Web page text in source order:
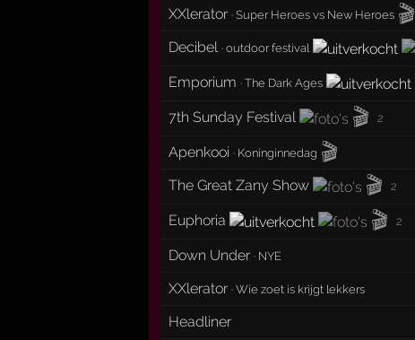
XXlerator ·Super Heroes vs New Heroes 🎬
Decibel ·outdoor festival
Emporium ·The Dark Ages
7th Sunday Festival
🎬 2
Apenkooi · Koninginnedag 🎬
The Great Zany Show
🎬 2
Euphoria
🎬 2
Down Under · NYE
XXlerator ·Wie zoet is krijgt lekkers
Headliner